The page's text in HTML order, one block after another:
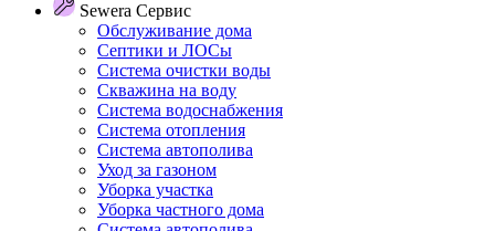
Sewera Сервис
Обслуживание дома
Септики и ЛОСы
Система очистки воды
Скважина на воду
Система водоснабжения
Система отопления
Система автополива
Уход за газоном
Уборка участка
Уборка частного дома